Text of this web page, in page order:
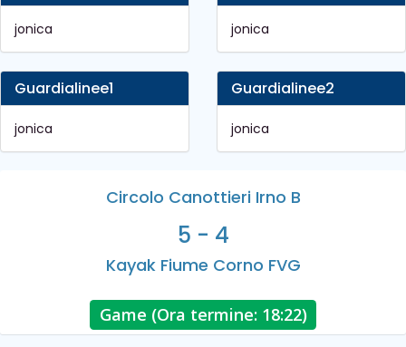
jonica jonica
Guardialinee1
jonica
Guardialinee2
jonica
Circolo Canottieri Irno B
5 - 4
Kayak Fiume Corno FVG
Game (Ora termine: 18:22)